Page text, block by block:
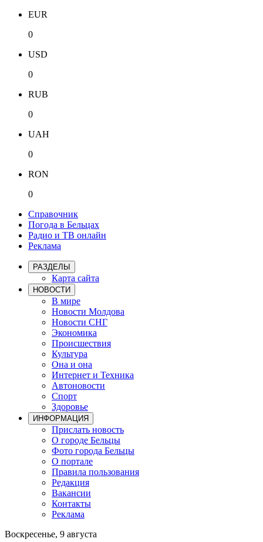
EUR
0
USD
0
RUB
0
UAH
0
RON
0
Справочник
Погода в Бельцах
Радио и ТВ онлайн
Реклама
РАЗДЕЛЫ
Карта сайта
НОВОСТИ
В мире
Новости Молдова
Новости СНГ
Экономика
Происшествия
Культура
Она и она
Интернет и Техника
Автоновости
Спорт
Здоровье
ИНФОРМАЦИЯ
Прислать новость
О городе Бельцы
Фото города Бельцы
О портале
Правила пользования
Редакция
Вакансии
Контакты
Реклама
Воскресенье, 9 августа